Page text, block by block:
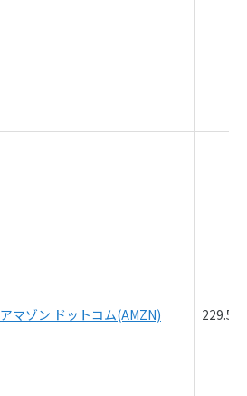
アマゾン ドットコム(AMZN) 229.53